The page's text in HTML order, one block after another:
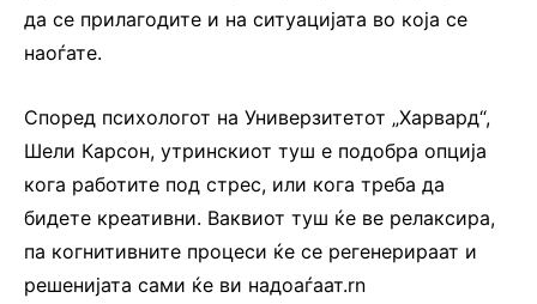
да се прилагодите и на ситуацијата во која се
наоѓате.
Според психологот на Универзитетот „Харвард“,
Шели Карсон, утринскиот туш е подобра опција
кога работите под стрес, или кога треба да
бидете креативни. Ваквиот туш ќе ве релаксира,
па когнитивните процеси ќе се регенерираат и
решенијата сами ќе ви надоаѓаат.rn